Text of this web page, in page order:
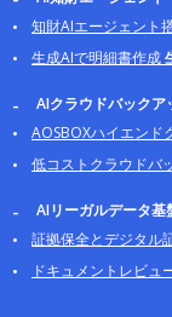
知財AIエージェント
生成AIで明細書作成
AIクラウドバックア
AOSBOXハイエンド
低コストクラウドバ
AIリーガルデータ基
証拠保全とデジタル
ドキュメントレビュ